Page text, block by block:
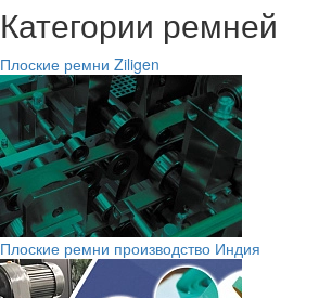
Категории ремней
Плоские ремни Ziligen
Плоские ремни производство Индия